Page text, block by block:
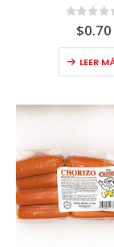
out
$0.70
LEER